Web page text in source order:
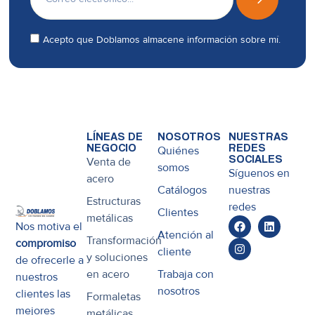
Acepto que Doblamos almacene información sobre mí.
Nos motiva el
compromiso
de ofrecerle a
nuestros
clientes las
mejores
NOSOTROS
Quiénes
somos
Catálogos
Clientes
Atención al
cliente
Trabaja con
nosotros
LÍNEAS DE
NEGOCIO
Venta de
acero
Estructuras
metálicas
Transformación
y soluciones
en acero
Formaletas
NUESTRAS
REDES
SOCIALES
Síguenos en
nuestras
redes